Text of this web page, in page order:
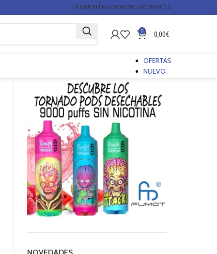
TIENDAQUIÉNES SOMOSBLOGCONTACTO
0 0,00€
OFERTAS
NUEVO